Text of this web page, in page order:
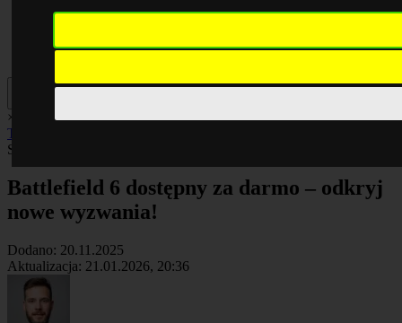
× BiznesCyberbezpieczeństwoKomputeryPoradnikiSmartfony
Technologia
Smartfony
Battlefield 6 dostępny za darmo – odkryj
nowe wyzwania!
Dodano: 20.11.2025
Aktualizacja: 21.01.2026, 20:36